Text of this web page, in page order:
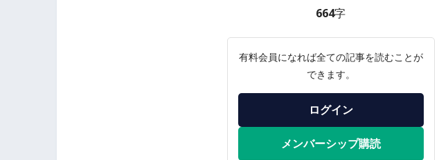
664字
有料会員になれば全ての記事を読むことが
できます。
ログイン
メンバーシップ購読